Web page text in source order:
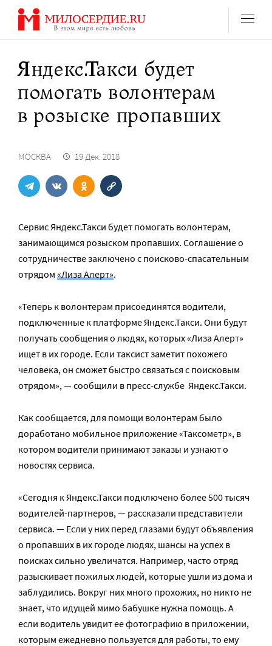
Перейти
содержанию
Яндекс.Такси будет
помогать волонтерам
в розыске пропавших
МОСКВА 19 Дек. 2018
Сервис Яндекс.Такси будет помогать волонтерам,
занимающимся розыском пропавших. Соглашение о
сотрудничестве заключено с поисково-спасательным
отрядом «Лиза Алерт».
«Теперь к волонтерам присоединятся водители,
подключенные к платформе Яндекс.Такси. Они будут
получать сообщения о людях, которых «Лиза Алерт»
ищет в их городе. Если таксист заметит похожего
человека, он сможет быстро связаться с поисковым
отрядом», — сообщили в пресс-службе Яндекс.Такси.
Как сообщается, для помощи волонтерам было
доработано мобильное приложение «Таксометр», в
котором водители принимают заказы и узнают о
новостях сервиса.
«Сегодня к Яндекс.Такси подключено более 500 тысяч
водителей-партнеров, — рассказали представители
сервиса. — Если у них перед глазами будут объявления
о пропавших в их городе людях, шансы на успех в
поисках сильно увеличатся. Например, часто отряд
разыскивает пожилых людей, которые ушли из дома и
заблудились. Вокруг них много прохожих, но никто не
знает, что идущей мимо бабушке нужна помощь. А
если водитель увидит ее фотографию в приложении,
которым ежедневно пользуется для работы, то ему